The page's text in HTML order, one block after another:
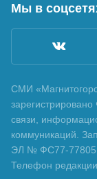
Мы в
СМИ
связи,
коммуникаций.
ЭЛ № ФС77-77805
Телефон